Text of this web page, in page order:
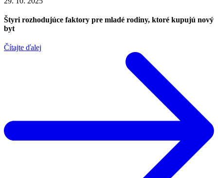
Štyri rozhodujúce faktory pre mladé rodiny, ktoré kupujú nový
byt
Čítajte ďalej